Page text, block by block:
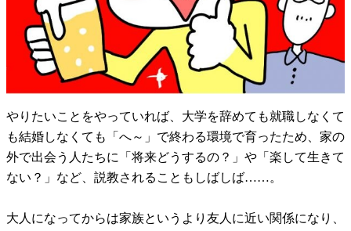
やりたいことをやっていれば、大学を辞めても就職しなくて
も結婚しなくても「へ～」で終わる環境で育ったため、家の
外で出会う人たちに「将来どうするの？」や「楽して生きて
ない？」など、説教されることもしばしば……。
大人になってからは家族というより友人に近い関係になり、